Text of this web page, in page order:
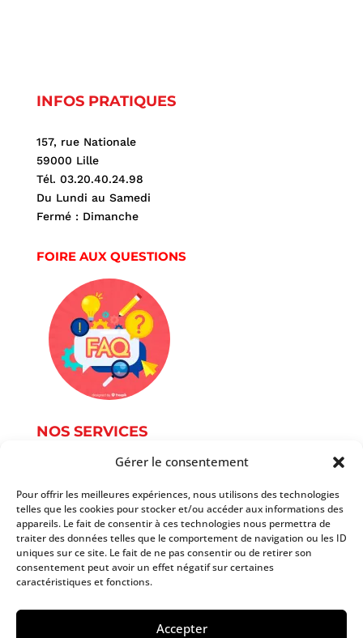
Gérer le consentement
Pour offrir les meilleures expériences, nous utilisons des technologies
telles que les cookies pour stocker et/ou accéder aux informations des
appareils. Le fait de consentir à ces technologies nous permettra de
traiter des données telles que le comportement de navigation ou les ID
uniques sur ce site. Le fait de ne pas consentir ou de retirer son
consentement peut avoir un effet négatif sur certaines
caractéristiques et fonctions.
Accepter
INFOS PRATIQUES
157, rue Nationale
59000 Lille
Tél. 03.20.40.24.98
Du Lundi au Samedi
Fermé : Dimanche
FOIRE AUX QUESTIONS
NOS SERVICES
Services informatique
Services du document
Autres services
Tarifs
Copyright 2025 AtoutPoint Services